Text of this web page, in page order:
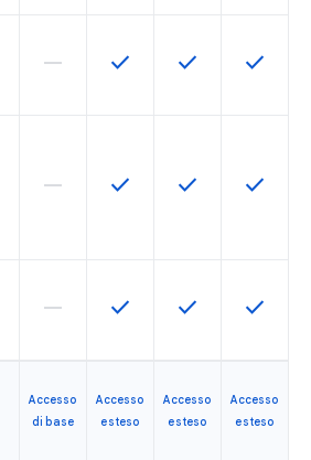
La funzionalità non è supportata
horizontal_rule Questa funzionalità è
check Questa
check Questa
check
La funzionalità non è supportata
horizontal_rule Questa funzionalità è
check Questa
check Questa
check
La funzionalità non è supportata
horizontal_rule Questa funzionalità è
check Questa
check Questa
check
Accesso
di base
Accesso
esteso
Accesso
esteso
Accesso
esteso